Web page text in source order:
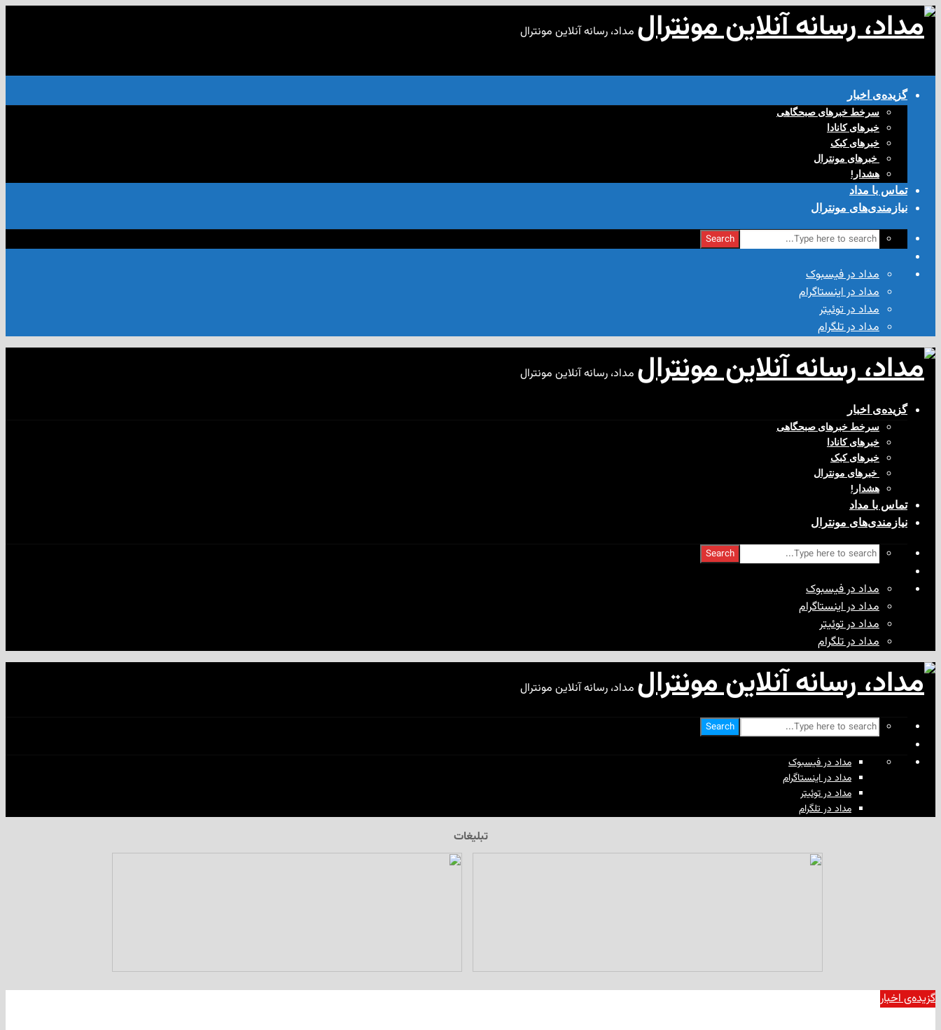
مداد، رسانه آنلاین مونترال
گزیده‌ی‌ اخبار
سرخط خبرهای صبحگاهی
خبرهای کانادا
خبرهای کبک
‌ خبرهای مونترال
هشدار!
تماس با مداد
نیازمندی‌های مونترال
Search
مداد در فیسبوک
مداد در اینستاگرام
مداد در توئیتر
مداد در تلگرام
مداد، رسانه آنلاین مونترال
گزیده‌ی‌ اخبار
سرخط خبرهای صبحگاهی
خبرهای کانادا
خبرهای کبک
‌ خبرهای مونترال
هشدار!
تماس با مداد
نیازمندی‌های مونترال
Search
مداد در فیسبوک
مداد در اینستاگرام
مداد در توئیتر
مداد در تلگرام
مداد، رسانه آنلاین مونترال
Search
مداد در فیسبوک
مداد در اینستاگرام
مداد در توئیتر
مداد در تلگرام
تبلیغات
گزیده‌ی‌ اخبار